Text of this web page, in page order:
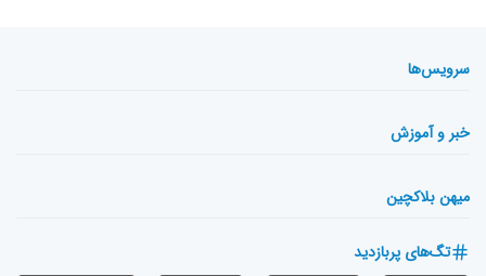
سرویس‌ها
خبر و آموزش
میهن بلاکچین
تگ‌های پربازدید